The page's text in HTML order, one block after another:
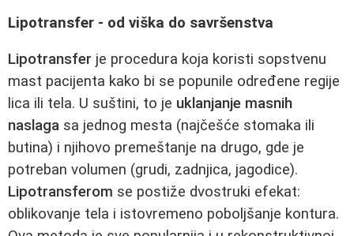
Lipotransfer - od viška do savršenstva
Lipotransfer je procedura koja koristi sopstvenu
mast pacijenta kako bi se popunile određene regije
lica ili tela. U suštini, to je uklanjanje masnih
naslaga sa jednog mesta (najčešće stomaka ili
butina) i njihovo premeštanje na drugo, gde je
potreban volumen (grudi, zadnjica, jagodice).
Lipotransferom se postiže dvostruki efekat:
oblikovanje tela i istovremeno poboljšanje kontura.